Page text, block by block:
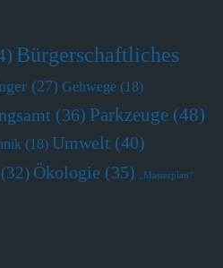
Bürgerschaftliches
(27) Gehwege (18)
(36) Parkzeuge (48)
(18) Umwelt (40)
(32) Ökologie (35)
„Masterplan“